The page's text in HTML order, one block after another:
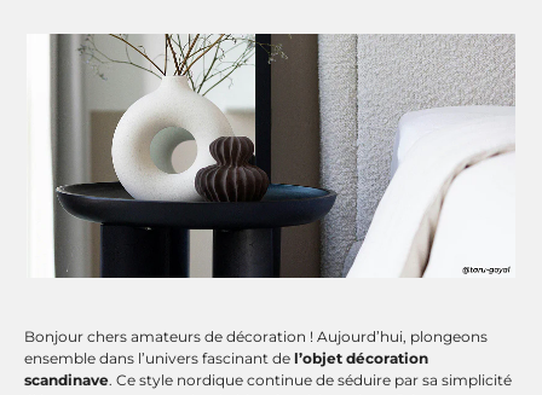
Bonjour chers amateurs de décoration ! Aujourd’hui, plongeons
ensemble dans l’univers fascinant de l’objet décoration
scandinave. Ce style nordique continue de séduire par sa simplicité